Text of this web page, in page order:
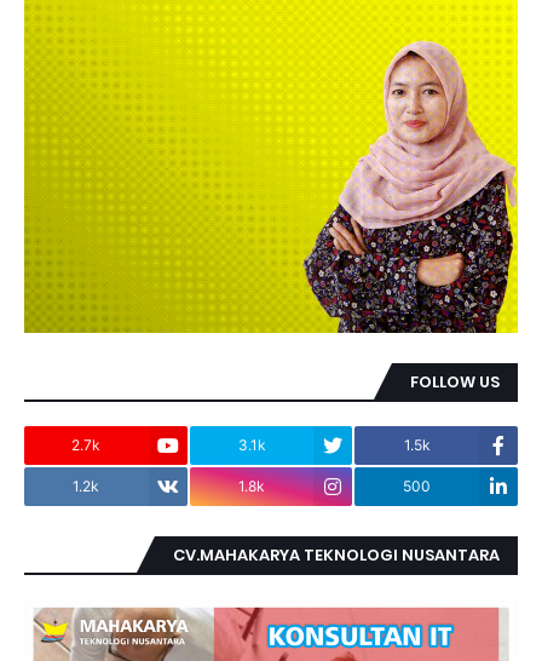
FOLLOW US
1.5k
3.1k
2.7k
500
1.8k
1.2k
CV.MAHAKARYA TEKNOLOGI NUSANTARA